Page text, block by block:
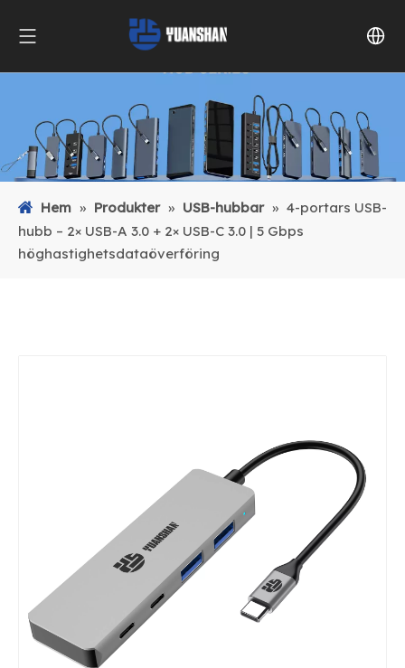
Hem » Produkter » USB-hubbar » 4-portars USB-
hubb – 2× USB-A 3.0 + 2× USB-C 3.0 | 5 Gbps
höghastighetsdataöverföring